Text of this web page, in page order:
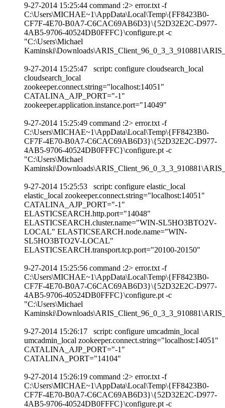
9-27-2014 15:25:44 command :2> error.txt -f
C:\Users\MICHAE~1\AppData\Local\Temp\{FF8423B0-
CF7F-4E70-B0A7-C6CAC69AB6D3}\{52D32E2C-D977-
4AB5-9706-40524DB0FFFC}\configure.pt -c
"C:\Users\Michael
9-27-2014 15:25:47 script: configure cloudsearch_local
cloudsearch_local
zookeeper.connect.string="localhost:14051"
CATALINA_AJP_PORT="-1"
zookeeper.application.instance.port="14049"
9-27-2014 15:25:49 command :2> error.txt -f
C:\Users\MICHAE~1\AppData\Local\Temp\{FF8423B0-
CF7F-4E70-B0A7-C6CAC69AB6D3}\{52D32E2C-D977-
4AB5-9706-40524DB0FFFC}\configure.pt -c
"C:\Users\Michael
9-27-2014 15:25:53 script: configure elastic_local
elastic_local zookeeper.connect.string="localhost:14051"
CATALINA_AJP_PORT="-1"
ELASTICSEARCH.http.port="14048"
ELASTICSEARCH.cluster.name="WIN-SL5HO3BTO2V-
LOCAL" ELASTICSEARCH.node.name="WIN-
SL5HO3BTO2V-LOCAL"
ELASTICSEARCH.transport.tcp.port="20100-20150"
9-27-2014 15:25:56 command :2> error.txt -f
C:\Users\MICHAE~1\AppData\Local\Temp\{FF8423B0-
CF7F-4E70-B0A7-C6CAC69AB6D3}\{52D32E2C-D977-
4AB5-9706-40524DB0FFFC}\configure.pt -c
"C:\Users\Michael
9-27-2014 15:26:17 script: configure umcadmin_local
umcadmin_local zookeeper.connect.string="localhost:14051"
CATALINA_AJP_PORT="-1"
CATALINA_PORT="14104"
9-27-2014 15:26:19 command :2> error.txt -f
C:\Users\MICHAE~1\AppData\Local\Temp\{FF8423B0-
CF7F-4E70-B0A7-C6CAC69AB6D3}\{52D32E2C-D977-
4AB5-9706-40524DB0FFFC}\configure.pt -c